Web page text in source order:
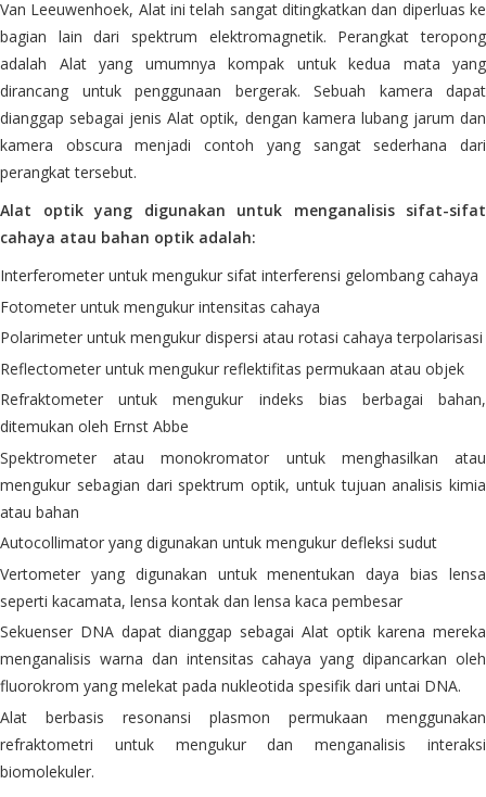
Van Leeuwenhoek, Alat ini telah sangat ditingkatkan dan diperluas ke
bagian lain dari spektrum elektromagnetik. Perangkat teropong
adalah Alat yang umumnya kompak untuk kedua mata yang
dirancang untuk penggunaan bergerak. Sebuah kamera dapat
dianggap sebagai jenis Alat optik, dengan kamera lubang jarum dan
kamera obscura menjadi contoh yang sangat sederhana dari
perangkat tersebut.
Alat optik yang digunakan untuk menganalisis sifat-sifat
cahaya atau bahan optik adalah:
Interferometer untuk mengukur sifat interferensi gelombang cahaya
Fotometer untuk mengukur intensitas cahaya
Polarimeter untuk mengukur dispersi atau rotasi cahaya terpolarisasi
Reflectometer untuk mengukur reflektifitas permukaan atau objek
Refraktometer untuk mengukur indeks bias berbagai bahan,
ditemukan oleh Ernst Abbe
Spektrometer atau monokromator untuk menghasilkan atau
mengukur sebagian dari spektrum optik, untuk tujuan analisis kimia
atau bahan
Autocollimator yang digunakan untuk mengukur defleksi sudut
Vertometer yang digunakan untuk menentukan daya bias lensa
seperti kacamata, lensa kontak dan lensa kaca pembesar
Sekuenser DNA dapat dianggap sebagai Alat optik karena mereka
menganalisis warna dan intensitas cahaya yang dipancarkan oleh
fluorokrom yang melekat pada nukleotida spesifik dari untai DNA.
Alat berbasis resonansi plasmon permukaan menggunakan
refraktometri untuk mengukur dan menganalisis interaksi
biomolekuler.